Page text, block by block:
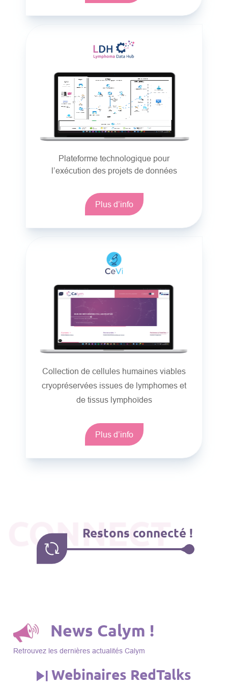
Plateforme technologique pour
l’exécution des projets de données
Plus d’info
Collection de cellules humaines viables
cryopréservées issues de lymphomes et
de tissus lymphoïdes
Plus d’info
CONNECT
Restons connecté !
News Calym !
Retrouvez les dernières actualités Calym
Webinaires RedTalks